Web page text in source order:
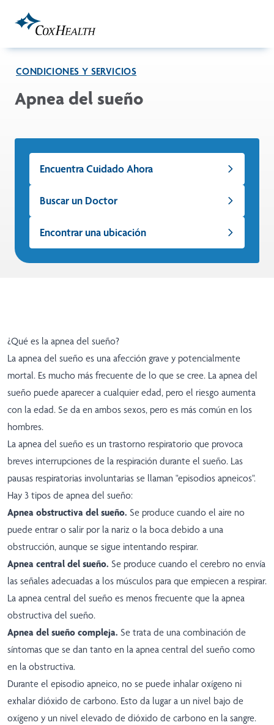
CONDICIONES Y SERVICIOS
Apnea del sueño
Encuentra Cuidado Ahora
Buscar un Doctor
Encontrar una ubicación
¿Qué es la apnea del sueño?
La apnea del sueño es una afección grave y potencialmente
mortal. Es mucho más frecuente de lo que se cree. La apnea del
sueño puede aparecer a cualquier edad, pero el riesgo aumenta
con la edad. Se da en ambos sexos, pero es más común en los
hombres.
La apnea del sueño es un trastorno respiratorio que provoca
breves interrupciones de la respiración durante el sueño. Las
pausas respiratorias involuntarias se llaman "episodios apneicos".
Hay 3 tipos de apnea del sueño:
Apnea obstructiva del sueño. Se produce cuando el aire no
puede entrar o salir por la nariz o la boca debido a una
obstrucción, aunque se sigue intentando respirar.
Apnea central del sueño. Se produce cuando el cerebro no envía
las señales adecuadas a los músculos para que empiecen a respirar.
La apnea central del sueño es menos frecuente que la apnea
obstructiva del sueño.
Apnea del sueño compleja. Se trata de una combinación de
síntomas que se dan tanto en la apnea central del sueño como
en la obstructiva.
Durante el episodio apneico, no se puede inhalar oxígeno ni
exhalar dióxido de carbono. Esto da lugar a un nivel bajo de
oxígeno y un nivel elevado de dióxido de carbono en la sangre.